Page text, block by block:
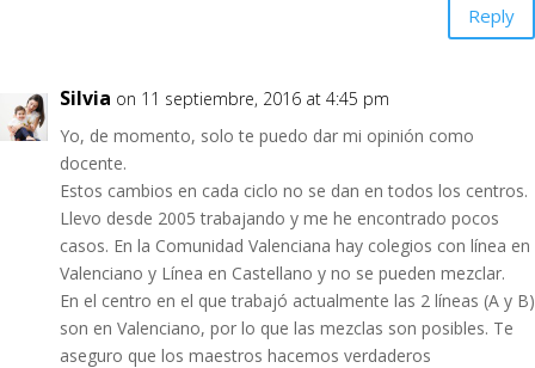
Reply
Silvia on 11 septiembre, 2016 at 4:45 pm
Yo, de momento, solo te puedo dar mi opinión como
docente.
Estos cambios en cada ciclo no se dan en todos los centros.
Llevo desde 2005 trabajando y me he encontrado pocos
casos. En la Comunidad Valenciana hay colegios con línea en
Valenciano y Línea en Castellano y no se pueden mezclar.
En el centro en el que trabajó actualmente las 2 líneas (A y B)
son en Valenciano, por lo que las mezclas son posibles. Te
aseguro que los maestros hacemos verdaderos